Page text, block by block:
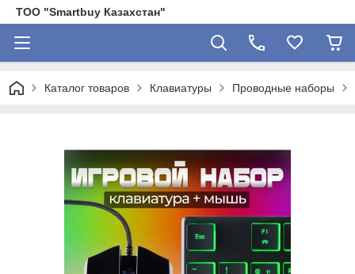
ТОО "Smartbuy Казахстан"
Каталог товаров Клавиатуры Проводные наборы